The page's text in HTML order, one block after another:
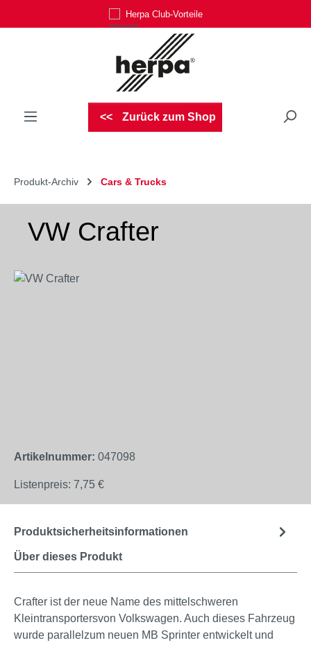
Zum Hauptinhalt springenHerpa Club-Vorteile
Zurück zum Shop
Produkt-Archiv Cars & Trucks
VW Crafter
Bildergalerie überspringen
Artikelnummer: 047098
Listenpreis: 7,75 €
Über dieses Produkt
Produktsicherheitsinformationen
Crafter ist der neue Name des mittelschweren
Kleintransportersvon Volkswagen. Auch dieses Fahrzeug
wurde parallelzum neuen MB Sprinter entwickelt und